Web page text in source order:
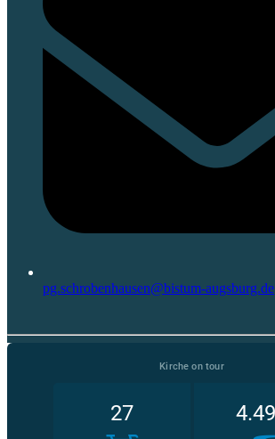
pg.schrobenhausen@bistum-augsburg.de